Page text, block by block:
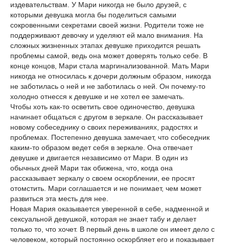
издевательствам. У Мари никогда не было друзей, с
которыми девушка могла бы поделиться самыми
сокровенными секретами своей жизни. Родители тоже не
поддерживают девочку и уделяют ей мало внимания. На
сложных жизненных этапах девушке приходится решать
проблемы самой, ведь она может доверять только себе. В
конце концов, Мари стала маргинализованной. Мать Мари
никогда не относилась к дочери должным образом, никогда
не заботилась о ней и не заботилась о ней. Он почему-то
холодно отнесся к девушке и не хотел ее замечать.
Чтобы хоть как-то осветить свое одиночество, девушка
начинает общаться с другом в зеркале. Он рассказывает
новому собеседнику о своих переживаниях, радостях и
проблемах. Постепенно девушка замечает, что собеседник
каким-то образом ведет себя в зеркале. Она отвечает
девушке и двигается независимо от Мари. В один из
обычных дней Мари так обижена, что, когда она
рассказывает зеркалу о своем оскорблении, ее просят
отомстить. Мари соглашается и не понимает, чем может
развиться эта месть для нее.
Новая Мария оказывается уверенной в себе, надменной и
сексуальной девушкой, которая не знает табу и делает
только то, что хочет. В первый день в школе он имеет дело с
человеком, который постоянно оскорбляет его и показывает